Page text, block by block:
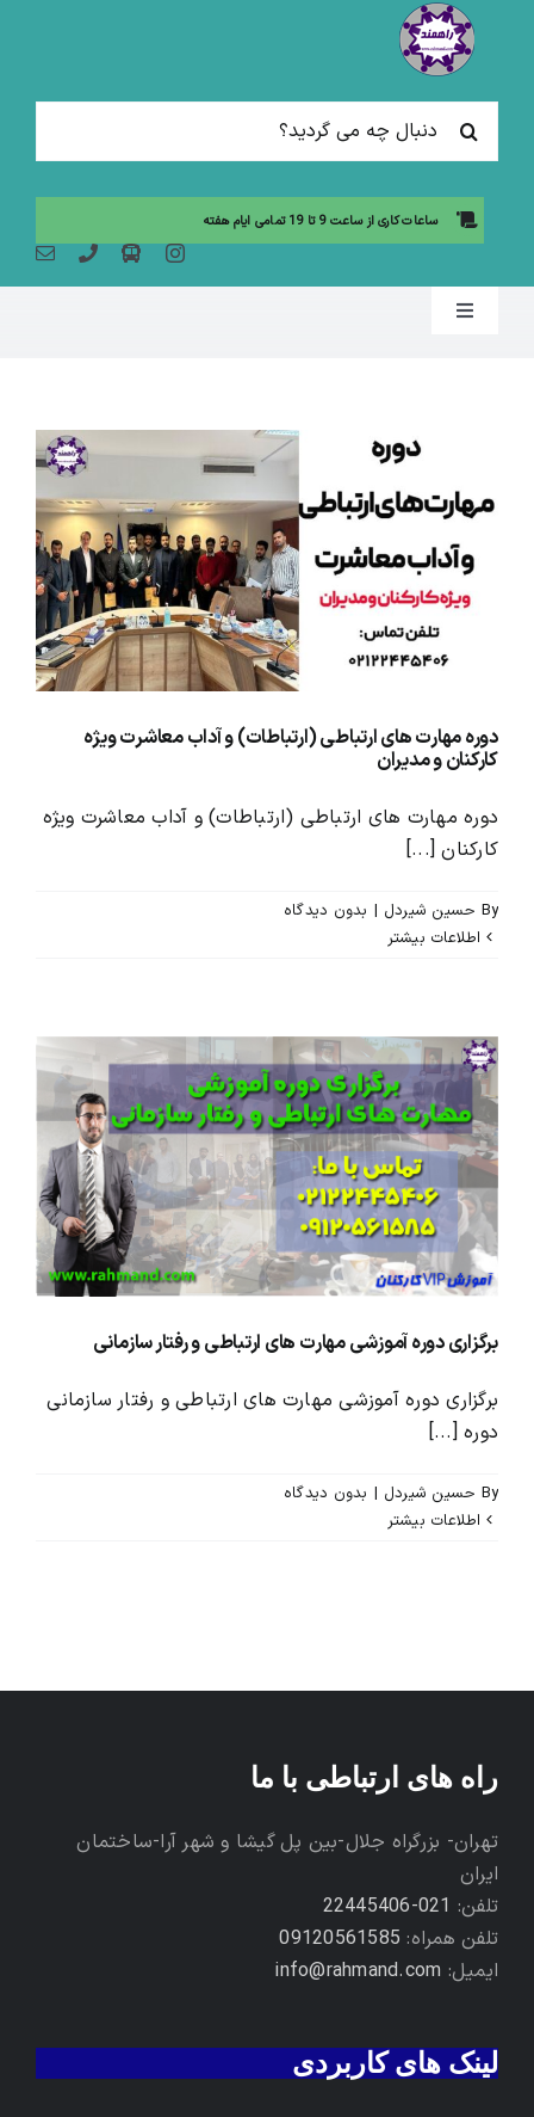
جستجو
برای:
ساعات کاری از ساعت 9 تا 19 تمامی ایام هفته
Toggle
مقالات آموزشی
آموزش حضوری (لیست دوره ها)
محصولات و بسته های آموزشیVIP
درباره ما و تماس با ما
دوره مهارت های ارتباطی (ارتباطات) و آداب معاشرت ویژه
کارکنان و مدیران
دوره مهارت های ارتباطی (ارتباطات) و آداب معاشرت ویژه
کارکنان [...]
By حسین شیردل | بدون ديدگاه
اطلاعات بیشتر
برگزاری دوره آموزشی مهارت های ارتباطی و رفتار سازمانی
برگزاری دوره آموزشی مهارت های ارتباطی و رفتار سازمانی
دوره [...]
By حسین شیردل | بدون ديدگاه
اطلاعات بیشتر
راه های ارتباطی با ما
تهران- بزرگراه جلال-بین پل گیشا و شهر آرا-ساختمان
ایران
تلفن: 021-22445406
تلفن همراه: 09120561585
ایمیل: info@rahmand.com
لینک های کاربردی